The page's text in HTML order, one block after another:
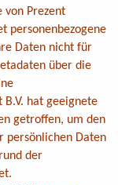
von Prezent
personenbezogene
Daten nicht für
über die
B.V. hat geeignete
getroffen, um den
persönlichen Daten
der